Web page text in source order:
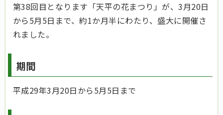
第38回目となります「天平の花まつり」が、3月20日
から5月5日まで、約1か月半にわたり、盛大に開催さ
れました。
期間
平成29年3月20日から5月5日まで